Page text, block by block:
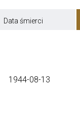
Data śmierci
1944-08-13